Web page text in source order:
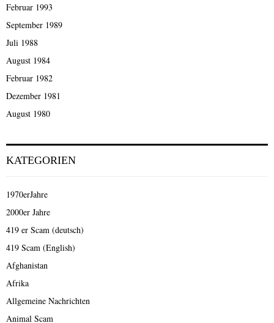
Februar 1993
September 1989
Juli 1988
August 1984
Februar 1982
Dezember 1981
August 1980
KATEGORIEN
1970erJahre
2000er Jahre
419 er Scam (deutsch)
419 Scam (English)
Afghanistan
Afrika
Allgemeine Nachrichten
Animal Scam